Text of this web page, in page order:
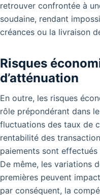
retrouver confrontée à
soudaine, rendant
créances ou la livraison
Risques
d’atténuation
En outre, les risques
rôle prépondérant dans
fluctuations des taux de
rentabilité des
paiements sont
De même, les variations
premières peuvent
par conséquent, la